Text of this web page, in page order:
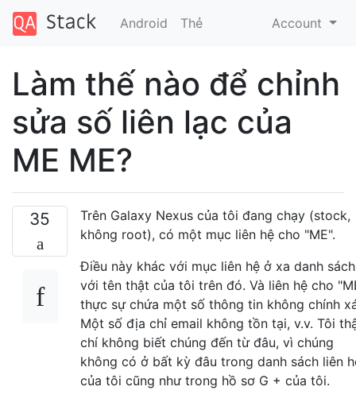
Android Thẻ Account
Làm thế nào để chỉnh
sửa số liên lạc của
ME ME?
35
Trên Galaxy Nexus của tôi đang chạy (stock,
không root), có một mục liên hệ cho "ME".
Điều này khác với mục liên hệ ở xa danh sách
với tên thật của tôi trên đó. Và liên hệ cho
thực sự chứa một số thông tin không chính
Một số địa chỉ email không tồn tại, v.v. Tôi
chí không biết chúng đến từ đâu, vì chúng
không có ở bất kỳ đâu trong danh sách liên
của tôi cũng như trong hồ sơ G + của tôi.